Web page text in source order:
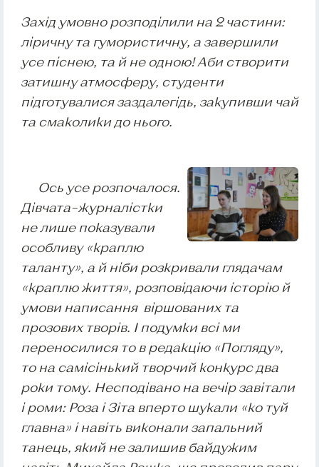
Захід умовно розподілили на 2 частини:
ліричну та гумористичну, а завершили
усе піснею, та й не одною! Аби створити
затишну атмосферу, студенти
підготувалися заздалегідь, закупивши чай
та смаколики до нього.
Ось усе розпочалося.
Дівчата–журналістки
не лише показували
особливу «краплю
таланту», а й ніби розкривали глядачам
«краплю життя», розповідаючи історію й
умови написання віршованих та
прозових творів. І подумки всі ми
переносилися то в редакцію «Погляду»,
то на самісінький творчий конкурс два
роки тому. Несподівано на вечір завітали
і роми: Роза і Зіта вперто шукали «ко туй
главна» і навіть виконали запальний
танець, який не залишив байдужим